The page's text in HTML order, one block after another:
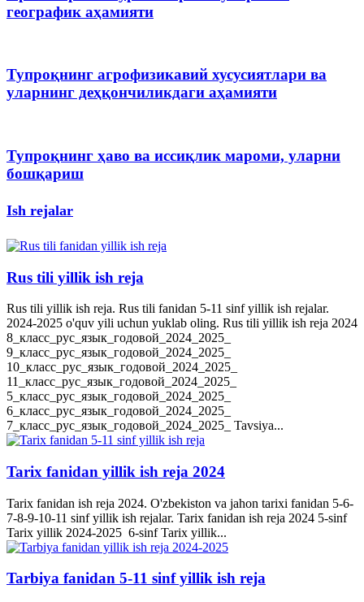
географик аҳамияти
Тупроқнинг агрофизикавий хусусиятлари ва
уларнинг деҳқончиликдаги аҳамияти
Тупроқнинг ҳаво ва иссиқлик мароми, уларни
бошқариш
Ish rejalar
Rus tili yillik ish reja
Rus tili yillik ish reja. Rus tili fanidan 5-11 sinf yillik ish rejalar.
2024-2025 o'quv yili uchun yuklab oling. Rus tili yillik ish reja 2024
8_класс_рус_язык_годовой_2024_2025_
9_класс_рус_язык_годовой_2024_2025_
10_класс_рус_язык_годовой_2024_2025_
11_класс_рус_язык_годовой_2024_2025_
5_класс_рус_язык_годовой_2024_2025_
6_класс_рус_язык_годовой_2024_2025_
7_класс_рус_язык_годовой_2024_2025_ Tavsiya...
Tarix fanidan yillik ish reja 2024
Tarix fanidan ish reja 2024. O'zbekiston va jahon tarixi fanidan 5-6-
7-8-9-10-11 sinf yillik ish rejalar. Tarix fanidan ish reja 2024 5-sinf
Tarix yillik 2024-2025 6-sinf Tarix yillik...
Tarbiya fanidan 5-11 sinf yillik ish reja